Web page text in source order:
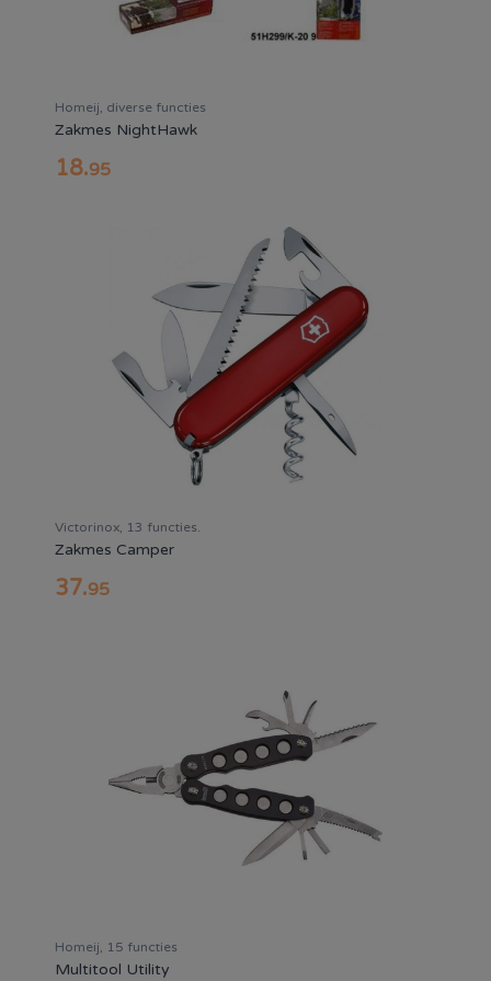
Homeij, diverse functies
Zakmes NightHawk
18.95
Victorinox, 13 functies.
Zakmes Camper
37.95
Homeij, 15 functies
Multitool Utility